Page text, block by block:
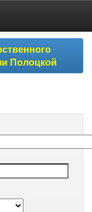
Полоцкой